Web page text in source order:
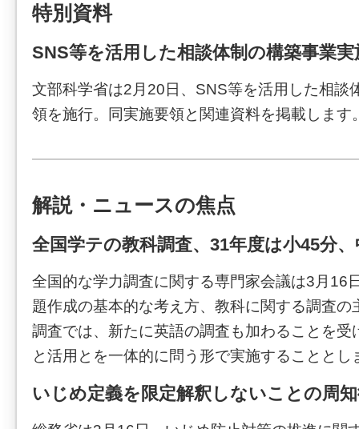
特別資料
SNS等を活用した相談体制の構築事業実
文部科学省は2月20日、SNS等を活用した相談
領を施行。同実施要領と関連資料を掲載します
解説・ニュースの焦点
全国学テの教科調査、31年度は小45分
全国的な学力調査に関する専門家会議は3月16
題作成の基本的な考え方、教科に関する調査の
調査では、新たに英語の調査も加わることを受
と活用とを一体的に問う形で実施することとし
いじめ定義を限定解釈しないことの周